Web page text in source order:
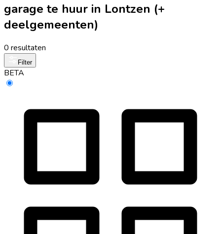
garage te huur in Lontzen (+
deelgemeenten)
0 resultaten
Filter
BETA